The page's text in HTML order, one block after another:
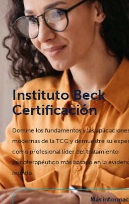
Instituto Beck
Certificación
Domine los fundamentos y las
modernas de la TCC y demuestre su
como profesional líder del tratamiento
psicoterapéutico más basado en la
mundo.
Más